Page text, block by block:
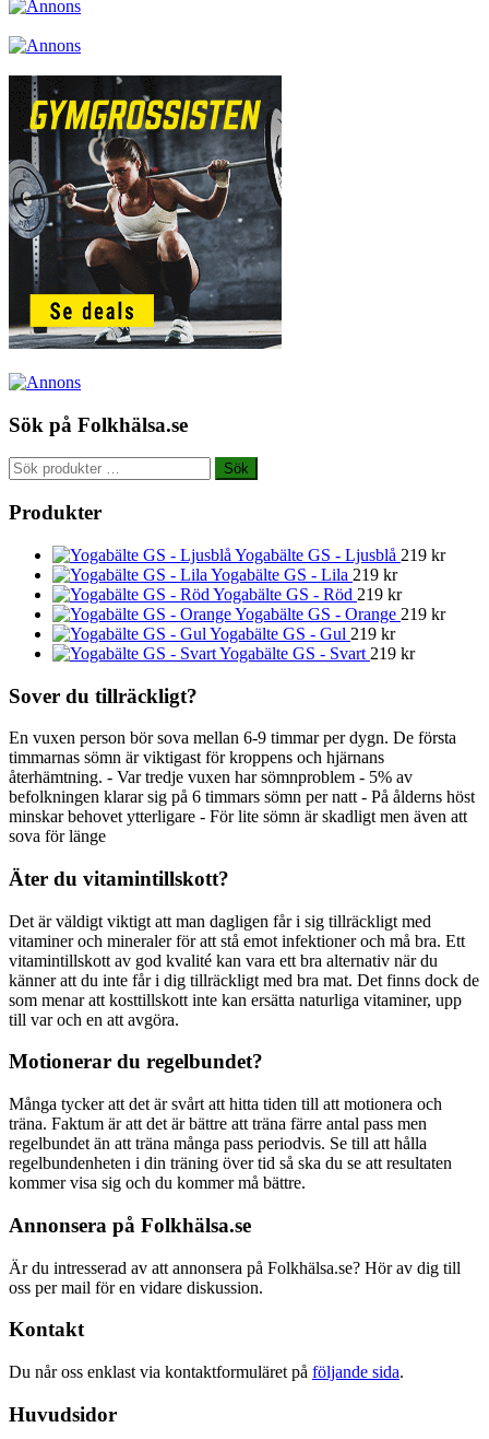
Sök på Folkhälsa.se
Sök
efter:
Sök
Produkter
Yogabälte GS - Ljusblå 219 kr
Yogabälte GS - Lila 219 kr
Yogabälte GS - Röd 219 kr
Yogabälte GS - Orange 219 kr
Yogabälte GS - Gul 219 kr
Yogabälte GS - Svart 219 kr
Sover du tillräckligt?
En vuxen person bör sova mellan 6-9 timmar per dygn. De första
timmarnas sömn är viktigast för kroppens och hjärnans
återhämtning. - Var tredje vuxen har sömnproblem - 5% av
befolkningen klarar sig på 6 timmars sömn per natt - På ålderns höst
minskar behovet ytterligare - För lite sömn är skadligt men även att
sova för länge
Äter du vitamintillskott?
Det är väldigt viktigt att man dagligen får i sig tillräckligt med
vitaminer och mineraler för att stå emot infektioner och må bra. Ett
vitamintillskott av god kvalité kan vara ett bra alternativ när du
känner att du inte får i dig tillräckligt med bra mat. Det finns dock de
som menar att kosttillskott inte kan ersätta naturliga vitaminer, upp
till var och en att avgöra.
Motionerar du regelbundet?
Många tycker att det är svårt att hitta tiden till att motionera och
träna. Faktum är att det är bättre att träna färre antal pass men
regelbundet än att träna många pass periodvis. Se till att hålla
regelbundenheten i din träning över tid så ska du se att resultaten
kommer visa sig och du kommer må bättre.
Annonsera på Folkhälsa.se
Är du intresserad av att annonsera på Folkhälsa.se? Hör av dig till
oss per mail för en vidare diskussion.
Kontakt
Du når oss enklast via kontaktformuläret på följande sida.
Huvudsidor